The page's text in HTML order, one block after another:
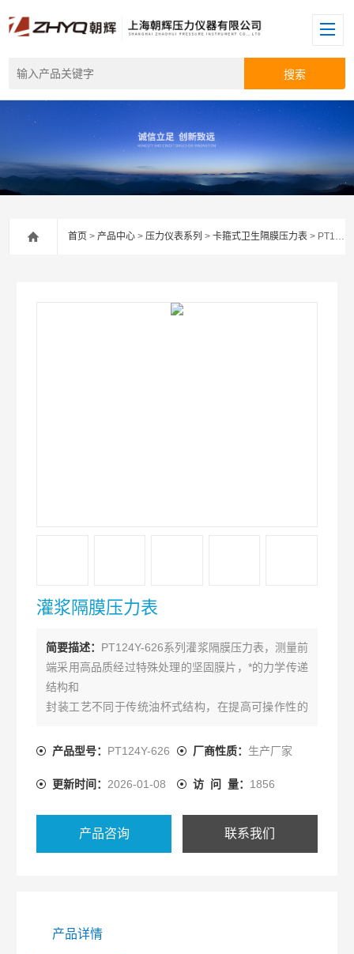
首页 >产品中心 >压力仪表系列 >卡箍式卫生隔膜压力表 > PT124Y-626灌浆隔膜压力表
灌浆隔膜压力表
简要描述： PT124Y-626系列灌浆隔膜压力表，测量前
端采用高品质经过特殊处理的坚固膜片，*的力学传递
结构和
封装工艺不同于传统油杯式结构，在提高可操作性的
更
更灵活，现已广泛用于桥梁、隧道、市政建设等方面
泥浆压力监测。
产品型号： PT124Y-626 厂商性质： 生产厂家
更新时间： 2026-01-08 访 问 量： 1856
产品咨询 联系我们
产品详情